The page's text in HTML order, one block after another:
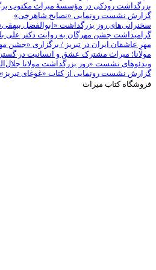
بزرگداشت رودکی در مؤسسۀ میراث مکتوب
گزارش نشست رونمایی «نصایح شاهرخی»
سخنرانی‌های روز بزرگداشت «ابوالفضل بیهقی» (6
گرامیداشت جشن مهرگان به روایت دکتر علی
مهرِ عاشقان ایران در تبریز / برگزاری «جشن
مولانا؛ میراث مشترک عشق و انسانیت در
ویدئوهای نشست «روز بزرگداشت مولانا
گزارش نشست رونمایی از کتاب «غوغای تبریز»
فروشگاه کتاب میراث